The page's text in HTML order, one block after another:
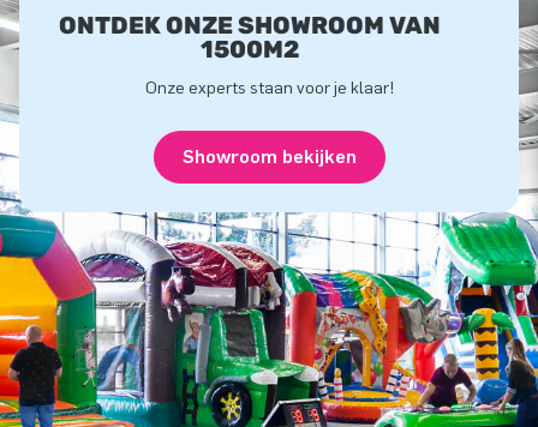
ONTDEK ONZE SHOWROOM VAN
1500M2
Onze experts staan voor je klaar!
Showroom bekijken